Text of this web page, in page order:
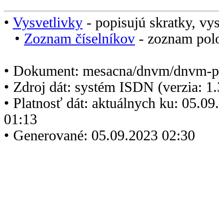
• Vysvetlivky - popisujú skratky,
• Zoznam číselníkov - zoznam
• Dokument: mesacna/dnvm/dnvm-
• Zdroj dát: systém ISDN (verzia:
• Platnosť dát: aktuálnych ku:
01:13
• Generované: 05.09.2023 02:30